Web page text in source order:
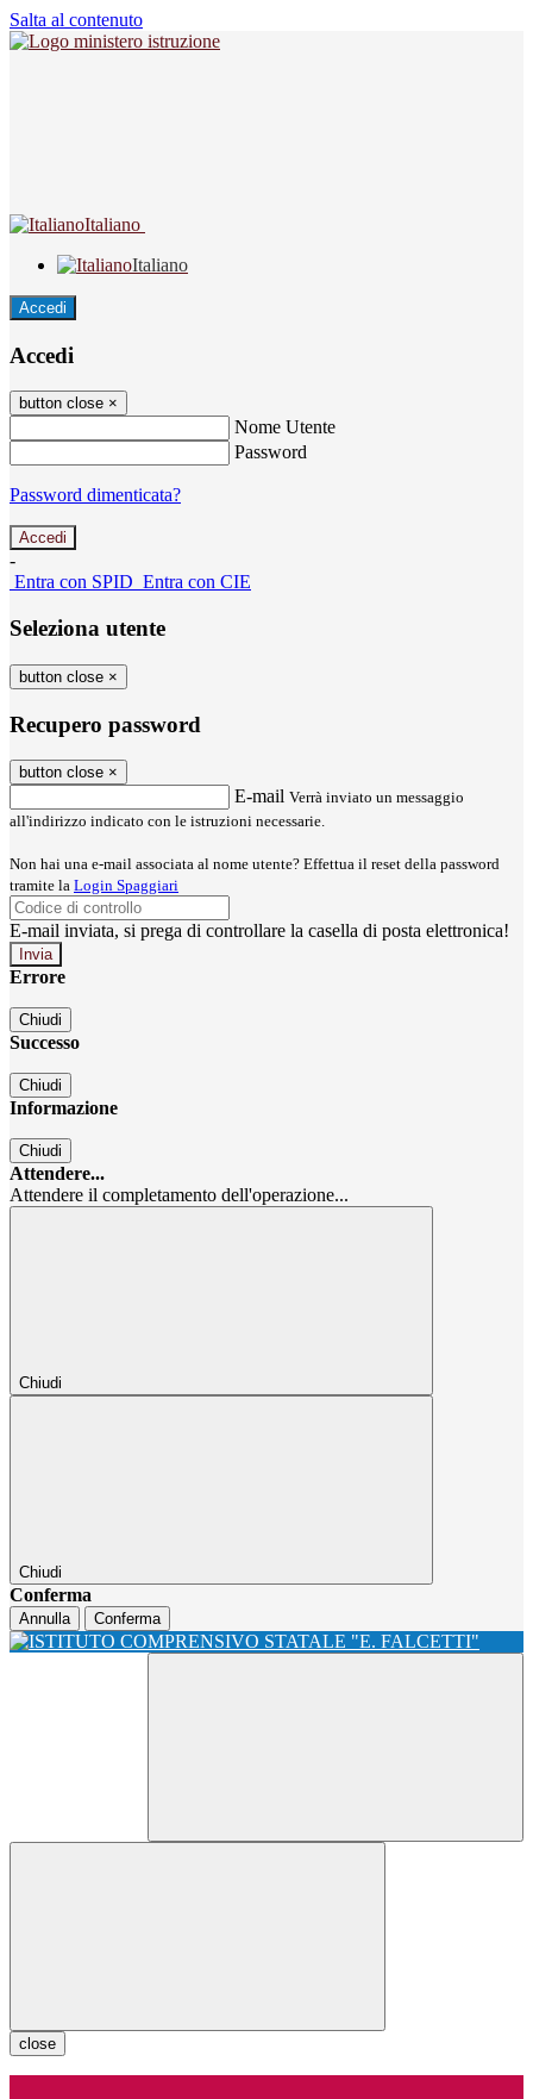
Salta al contenuto
Italiano
Italiano
Accedi
Accedi
button close ×
Nome Utente
Password
Password dimenticata?
-
Entra con SPID Entra con CIE
Seleziona utente
button close ×
Recupero password
button close ×
E-mail Verrà inviato un messaggio
all'indirizzo indicato con le istruzioni necessarie.
Non hai una e-mail associata al nome utente? Effettua il reset della password
tramite la Login Spaggiari
E-mail inviata, si prega di controllare la casella di posta elettronica!
Errore
Chiudi
Successo
Chiudi
Informazione
Chiudi
Attendere...
Attendere il completamento dell'operazione...
Chiudi
Chiudi
Conferma
Annulla Conferma
close